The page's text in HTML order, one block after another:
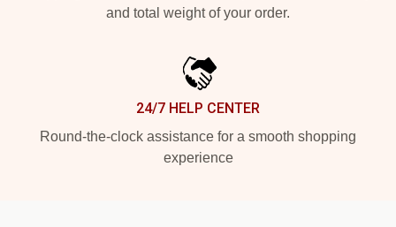
and total weight of your order.
24/7 HELP CENTER
Round-the-clock assistance for a smooth shopping
experience